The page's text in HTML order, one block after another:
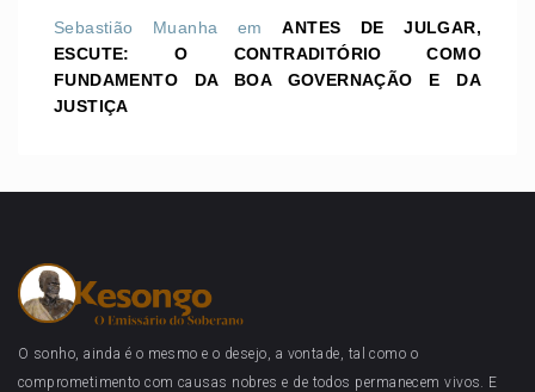
Sebastião Muanha emANTES DE JULGAR,
ESCUTE: O CONTRADITÓRIO COMO
FUNDAMENTO DA BOA GOVERNAÇÃO E DA
JUSTIÇA
O sonho, ainda é o mesmo e o desejo, a vontade, tal como o
comprometimento com causas nobres e de todos permanecem vivos. E